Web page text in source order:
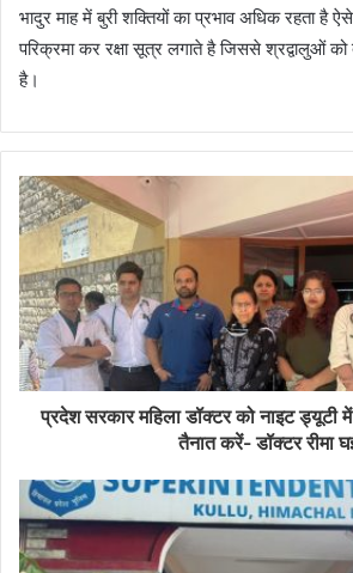
भादुर माह में बुरी शक्तियों का प्रभाव अधिक रहता है
परिक्रमा कर रक्षा सूत्र लगाते है जिससे श्रद्वालुओं को
है।
प्रदेश सरकार महिला डॉक्टर को नाइट ड्यूटी में
तैनात करें- डॉक्टर रीमा